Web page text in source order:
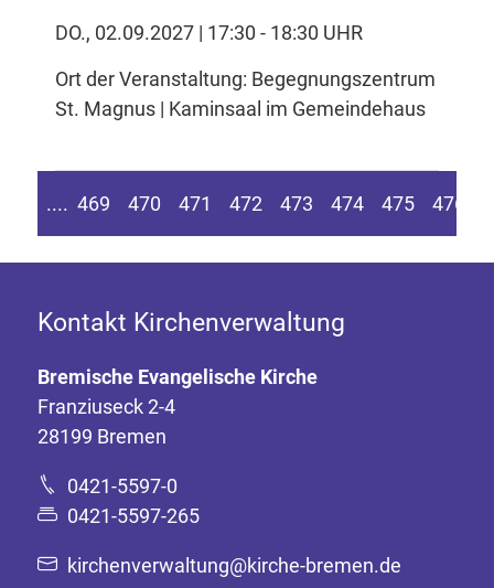
DO., 02.09.2027 | 17:30 - 18:30 UHR
Ort der Veranstaltung: Begegnungszentrum
St. Magnus | Kaminsaal im Gemeindehaus
Seite springen
Zur vorherigen Seite
.... 469 470 471 472 473 474 475 476
Kontakt Kirchenverwaltung
Bremische Evangelische Kirche
Franziuseck 2-4
28199 Bremen
0421-5597-0
0421-5597-265
kirchenverwaltung@kirche-bremen.de